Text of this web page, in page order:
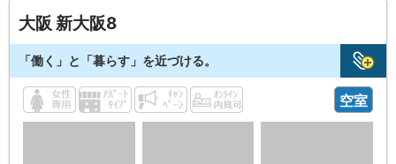
大阪 新大阪8
「働く」と「暮らす」を近づける。
空室